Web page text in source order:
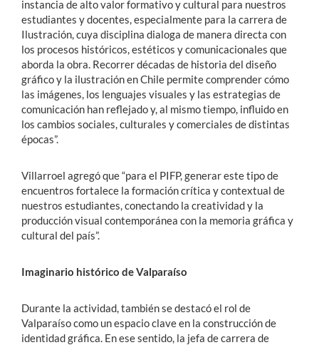
instancia de alto valor formativo y cultural para nuestros
estudiantes y docentes, especialmente para la carrera de
Ilustración, cuya disciplina dialoga de manera directa con
los procesos históricos, estéticos y comunicacionales que
aborda la obra. Recorrer décadas de historia del diseño
gráfico y la ilustración en Chile permite comprender cómo
las imágenes, los lenguajes visuales y las estrategias de
comunicación han reflejado y, al mismo tiempo, influido en
los cambios sociales, culturales y comerciales de distintas
épocas”.
Villarroel agregó que “para el PIFP, generar este tipo de
encuentros fortalece la formación crítica y contextual de
nuestros estudiantes, conectando la creatividad y la
producción visual contemporánea con la memoria gráfica y
cultural del país”.
Imaginario histórico de Valparaíso
Durante la actividad, también se destacó el rol de
Valparaíso como un espacio clave en la construcción de
identidad gráfica. En ese sentido, la jefa de carrera de